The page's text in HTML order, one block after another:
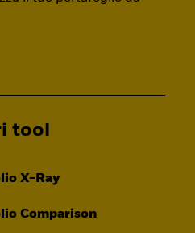
tool
X-Ray
Comparison